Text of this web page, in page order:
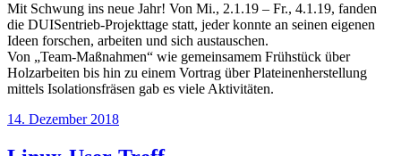
Mit Schwung ins neue Jahr! Von Mi., 2.1.19 – Fr., 4.1.19, fanden
die DUISentrieb-Projekttage statt, jeder konnte an seinen eigenen
Ideen forschen, arbeiten und sich austauschen.
Von „Team-Maßnahmen“ wie gemeinsamem Frühstück über
Holzarbeiten bis hin zu einem Vortrag über Plateinenherstellung
mittels Isolationsfräsen gab es viele Aktivitäten.
Veröffentlicht
14. Dezember 2018